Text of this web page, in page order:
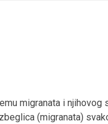
migranata i
(migranata)